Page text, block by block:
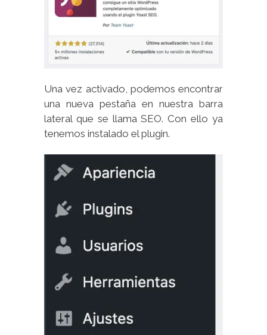
Una vez activado, podemos encontrar
una nueva pestaña en nuestra barra
lateral que se llama SEO. Con ello ya
tenemos instalado el plugin.